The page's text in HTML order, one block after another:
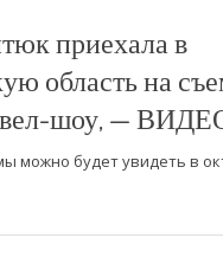
приехала в
область на
шоу, —
можно будет увидеть в